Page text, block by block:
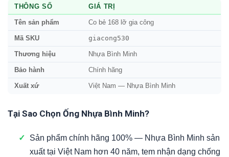
THÔNG SỐ GIÁ TRỊ
Tên sản phẩm Co bẻ 168 lỡ gia công
Mã SKU giacong530
Thương hiệu Nhựa Bình Minh
Bảo hành Chính hãng
Xuất xứ Việt Nam — Nhựa Bình Minh
Tại Sao Chọn Ống Nhựa Bình Minh?
✓
Sản phẩm chính hãng 100% — Nhựa Bình Minh sản
xuất tại Việt Nam hơn 40 năm, tem nhận dạng chống